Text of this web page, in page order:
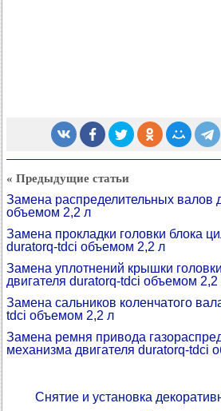
« Предыдущие статьи
Замена распределительных валов
объемом 2,2 л
Замена прокладки головки блока
duratorq-tdci объемом 2,2 л
Замена уплотнений крышки
двигателя duratorq-tdci объемом 2,2
Замена сальников коленчатого
tdci объемом 2,2 л
Замена ремня привода
механизма двигателя duratorq-tdci
Снятие и установка